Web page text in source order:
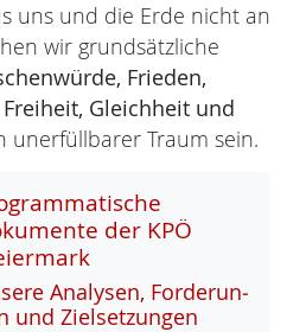
uns und die Erde nicht an
wir grundsätzliche
Frieden,
Freiheit, Gleichheit und
unerfüllbarer Traum sein.
der KPÖ
Ana­ly­sen, For­de­run­
und Ziel­set­zun­gen